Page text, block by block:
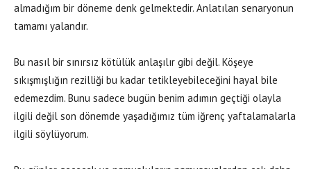
almadığım bir döneme denk gelmektedir. Anlatılan senaryonun
tamamı yalandır.
Bu nasıl bir sınırsız kötülük anlaşılır gibi değil. Köşeye
sıkışmışlığın rezilliği bu kadar tetikleyebileceğini hayal bile
edemezdim. Bunu sadece bugün benim adımın geçtiği olayla
ilgili değil son dönemde yaşadığımız tüm iğrenç yaftalamalarla
ilgili söylüyorum.